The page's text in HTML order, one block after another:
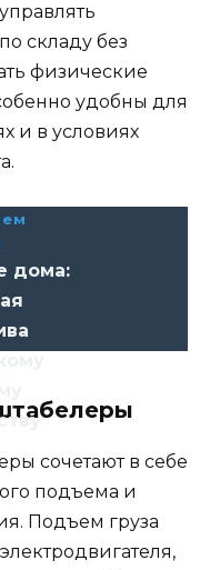
складу без
физические
удобны для
и в условиях
дома:
сочетают в себе
подъема и
Подъем груза